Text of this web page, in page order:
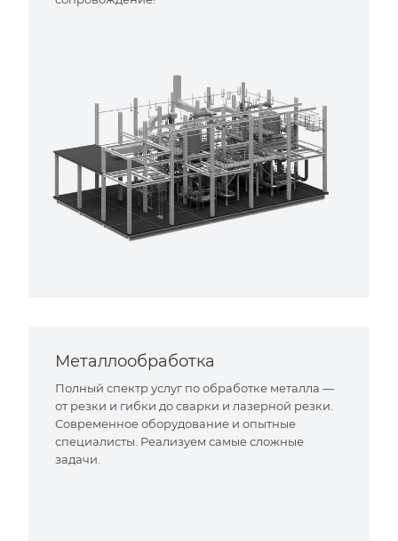
Металлообработка
Полный спектр услуг по обработке металла —
от резки и гибки до сварки и лазерной резки.
Современное оборудование и опытные
специалисты. Реализуем самые сложные
задачи.